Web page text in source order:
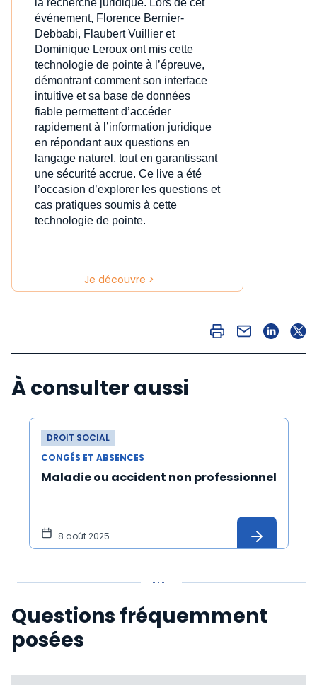
la recherche juridique. Lors de cet
événement, Florence Bernier-
Debbabi, Flaubert Vuillier et
Dominique Leroux ont mis cette
technologie de pointe à l’épreuve,
démontrant comment son interface
intuitive et sa base de données
fiable permettent d’accéder
rapidement à l’information juridique
en répondant aux questions en
langage naturel, tout en garantissant
une sécurité accrue. Ce live a été
l’occasion d’explorer les questions et
cas pratiques soumis à cette
technologie de pointe.
Je découvre >
À consulter aussi
DROIT SOCIAL
CONGÉS ET ABSENCES
Maladie ou accident non professionnel
8 août 2025
Questions fréquemment
posées